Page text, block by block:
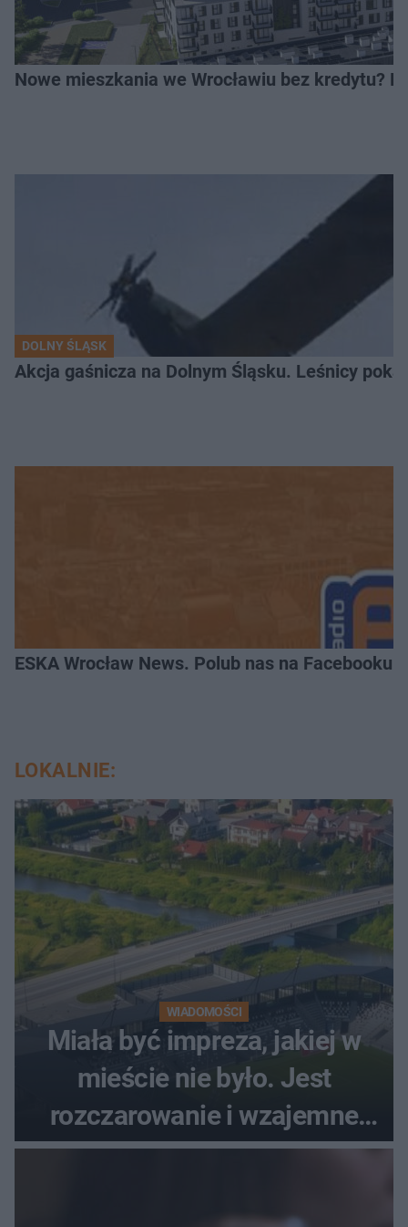
Nowe mieszkania we Wrocławiu bez kredytu?
DOLNY ŚLĄSK
Akcja gaśnicza na Dolnym Śląsku. Leśnicy
ESKA Wrocław News. Polub nas na Facebooku!
LOKALNIE:
WIADOMOŚCI
Miała być impreza, jakiej w
mieście nie było. Jest
rozczarowanie i wzajemne
obwinianie. Dlaczego Peak